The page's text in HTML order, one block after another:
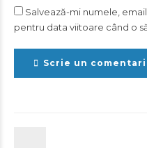
Salvează-mi numele,
pentru data viitoare când o
Scrie un